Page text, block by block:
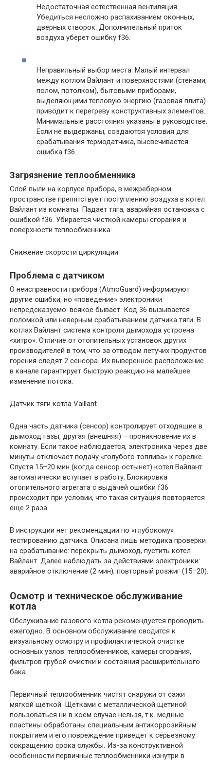
Недостаточная естественная вентиляция.
Убедиться несложно распахиванием оконных,
дверных створок. Дополнительный приток
воздуха уберет ошибку f36.
Неправильный выбор места. Малый интервал
между котлом Вайлант и поверхностями (стенами,
полом, потолком), бытовыми приборами,
выделяющими тепловую энергию (газовая плита)
приводит к перегреву конструктивных элементов.
Минимальные расстояния указаны в руководстве.
Если не выдержаны, создаются условия для
срабатывания термодатчика, высвечивается
ошибка f36.
Загрязнение теплообменника
Слой пыли на корпусе прибора, в межреберном
пространстве препятствует поступлению воздуха в котел
Вайлант из комнаты. Падает тяга, аварийная остановка с
ошибкой f36. Убирается чисткой камеры сгорания и
поверхности теплообменника.
Снижение скорости циркуляции
Проблема с датчиком
О неисправности прибора (AtmoGuard) информируют
другие ошибки, но «поведение» электроники
непредсказуемо: всякое бывает. Код 36 вызывается
поломкой или неверным срабатыванием датчика тяги. В
котлах Вайлант система контроля дымохода устроена
«хитро». Отличие от отопительных установок других
производителей в том, что за отводом летучих продуктов
горения следят 2 сенсора. Их выверенное расположение
в канале гарантирует быструю реакцию на малейшее
изменение потока.
Датчик тяги котла Vaillant
Одна часть датчика (сенсор) контролирует отходящие в
дымоход газы, другая (внешняя) – проникновение их в
комнату. Если такое наблюдается, электроника через две
минуты отключает подачу «голубого топлива» к горелке.
Спустя 15–20 мин (когда сенсор остынет) котел Вайлант
автоматически вступает в работу. Блокировка
отопительного агрегата с выдачей ошибки f36
происходит при условии, что такая ситуация повторяется
еще 2 раза.
В инструкции нет рекомендации по «глубокому»
тестированию датчика. Описана лишь методика проверки
на срабатывание: перекрыть дымоход, пустить котел
Вайлант. Далее наблюдать за действиями электроники:
аварийное отключение (2 мин), повторный розжиг (15–20).
Осмотр и техническое обслуживание
котла
Обслуживание газового котла рекомендуется проводить
ежегодно. В основном обслуживание сводится к
визуальному осмотру и профилактической очистке
основных узлов: теплообменников, камеры сгорания,
фильтров грубой очистки и состояния расширительного
бака.
Первичный теплообменник чистят снаружи от сажи
мягкой щеткой. Щетками с металлической щетиной
пользоваться ни в коем случае нельзя, т.к. медные
пластины обработаны специальным антикоррозийным
покрытием и его повреждение приведет к серьезному
сокращению срока службы. Из-за конструктивной
особенности первичные теплообменники изнутри в